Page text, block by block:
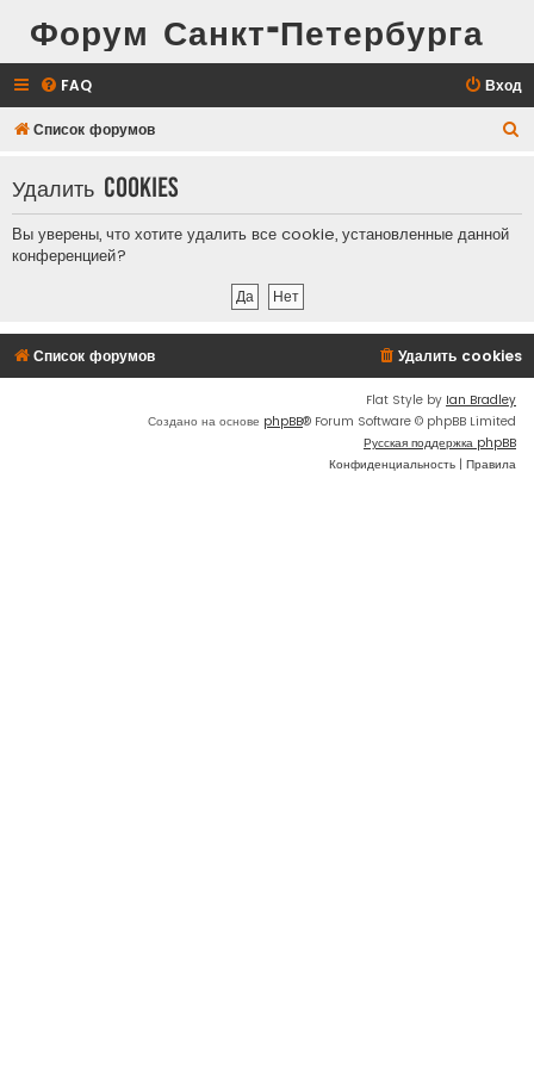
Форум Санкт-Петербурга
FAQ Вход
Список форумов
с
Удалить cookies
Вы уверены, что хотите удалить все cookie, установленные данной
конференцией?
Список форумов Удалить cookies
Flat Style by Ian Bradley
Создано на основе phpBB® Forum Software © phpBB Limited
Русская поддержка phpBB
Конфиденциальность | Правила